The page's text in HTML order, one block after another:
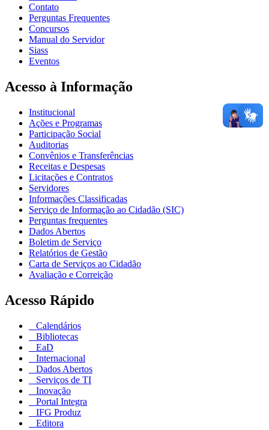
Contato
Perguntas Frequentes
Concursos
Manual do Servidor
Siass
Eventos
Acesso à Informação
Institucional
Ações e Programas
Participação Social
Auditorias
Convênios e Transferências
Receitas e Despesas
Licitações e Contratos
Servidores
Informações Classificadas
Serviço de Informação ao Cidadão (SIC)
Perguntas frequentes
Dados Abertos
Boletim de Serviço
Relatórios de Gestão
Carta de Serviços ao Cidadão
Avaliação e Correição
Acesso Rápido
Calendários
Bibliotecas
EaD
Internacional
Dados Abertos
Serviços de TI
Inovação
Portal Integra
IFG Produz
Editora